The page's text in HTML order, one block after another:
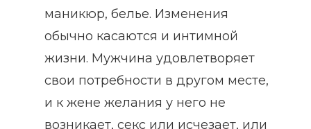
маникюр, белье. Изменения
обычно касаются и интимной
жизни. Мужчина удовлетворяет
свои потребности в другом месте,
и к жене желания у него не
возникает, секс или исчезает, или